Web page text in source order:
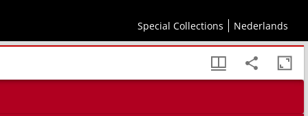
Special Collections Nederlands
worden?